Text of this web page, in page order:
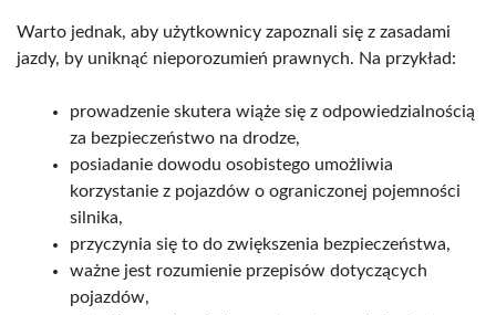
Warto jednak, aby użytkownicy zapoznali się z zasadami
jazdy, by uniknąć nieporozumień prawnych. Na przykład:
prowadzenie skutera wiąże się z odpowiedzialnością
za bezpieczeństwo na drodze,
posiadanie dowodu osobistego umożliwia
korzystanie z pojazdów o ograniczonej pojemności
silnika,
przyczynia się to do zwiększenia bezpieczeństwa,
ważne jest rozumienie przepisów dotyczących
pojazdów,